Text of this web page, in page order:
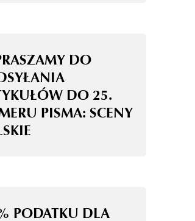
DO
DO 25.
PISMA: SCENY
PODATKU DLA